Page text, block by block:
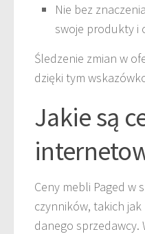
Nie bez
swoje produkty i
Śledzenie zmian w
dzięki tym
Jakie są
Ceny mebli Paged w
czynników, takich
danego sprzedawcy.